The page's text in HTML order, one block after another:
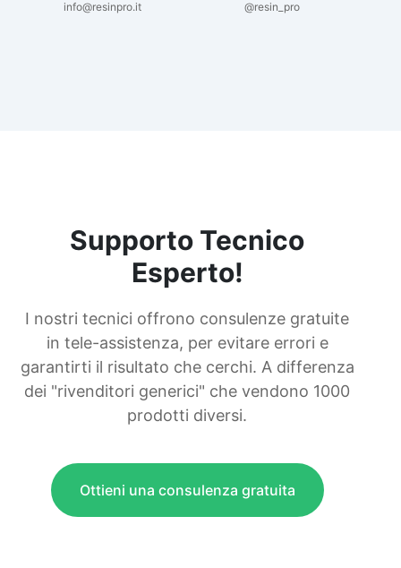
info@resinpro.it @resin_pro
Supporto Tecnico
Esperto!
I nostri tecnici offrono consulenze gratuite
in tele-assistenza, per evitare errori e
garantirti il risultato che cerchi. A differenza
dei "rivenditori generici" che vendono 1000
prodotti diversi.
Ottieni una consulenza gratuita